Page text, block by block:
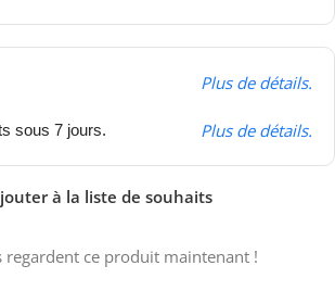
Plus de détails.
sous 7 jours. Plus de détails.
à la liste de souhaits
regardent ce produit maintenant !